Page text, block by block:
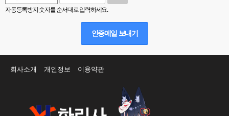
자동등록방지 숫자를 순서대로 입력하세요.
인증메일 보내기
회사소개 개인정보 이용약관